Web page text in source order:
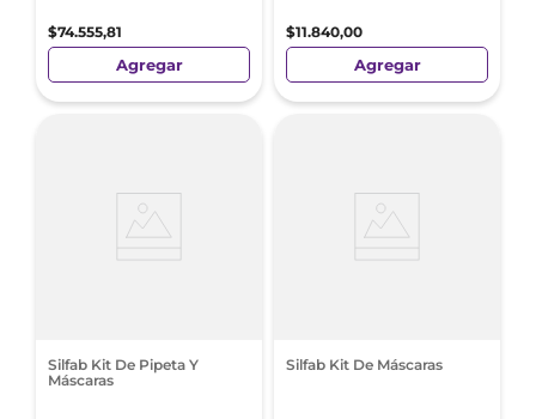
$74.555,81
Agregar
$11.840,00
Agregar
Silfab Kit De Pipeta Y
Máscaras
Silfab Kit De Máscaras